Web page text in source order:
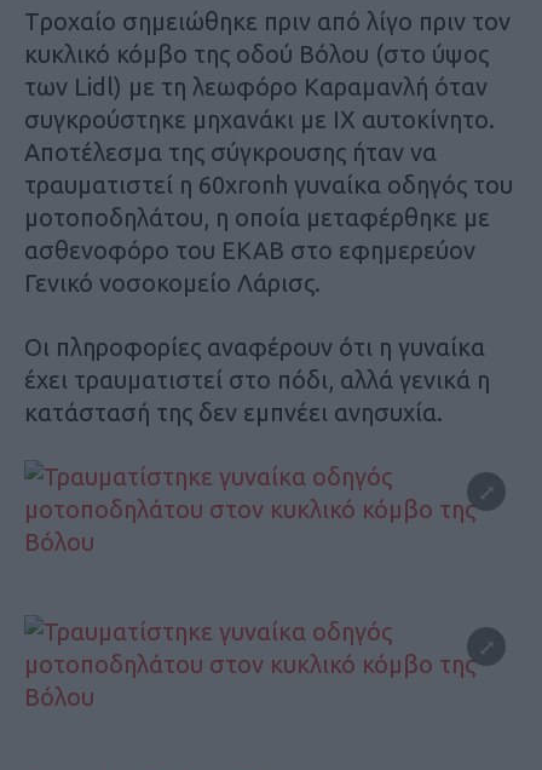
Tροχαίο σημειώθηκε πριν από λίγο πριν τον
κυκλικό κόμβο της οδού Βόλου (στο ύψος
των Lidl) με τη λεωφόρο Καραμανλή όταν
συγκρούστηκε μηχανάκι με ΙΧ αυτοκίνητο.
Αποτέλεσμα της σύγκρουσης ήταν να
τραυματιστεί η 60xronh γυναίκα οδηγός του
μοτοποδηλάτου, η οποία μεταφέρθηκε με
ασθενοφόρο του ΕΚΑΒ στο εφημερεύον
Γενικό νοσοκομείο Λάρισς.
Οι πληροφορίες αναφέρουν ότι η γυναίκα
έχει τραυματιστεί στο πόδι, αλλά γενικά η
κατάστασή της δεν εμπνέει ανησυχία.